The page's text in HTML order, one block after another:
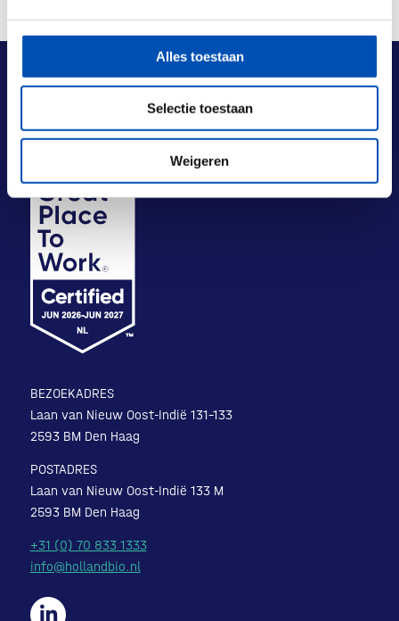
Alles toestaan
Selectie toestaan
Weigeren
BEZOEKADRES
Laan van Nieuw Oost-Indië 131-133
2593 BM Den Haag
POSTADRES
Laan van Nieuw Oost-Indië 133 M
2593 BM Den Haag
+31 (0) 70 833 1333
info@hollandbio.nl